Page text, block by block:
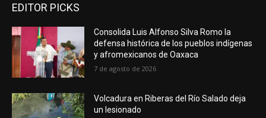
EDITOR PICKS
Consolida Luis Alfonso Silva Romo la
defensa histórica de los pueblos indígenas
y afromexicanos de Oaxaca
7 de agosto de 2026
Volcadura en Riberas del Río Salado deja
un lesionado